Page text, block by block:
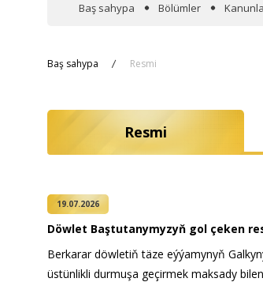
Baş sahypa Bölümler
Jemgyýet
Medeniýet
Baş sahypa Resmi
Resmi
19.07.2026
Döwlet Baştutanymyzyň gol çeken
Berkarar döwletiň täze eýýamynyň
üstünlikli durmuşa geçirmek maksady